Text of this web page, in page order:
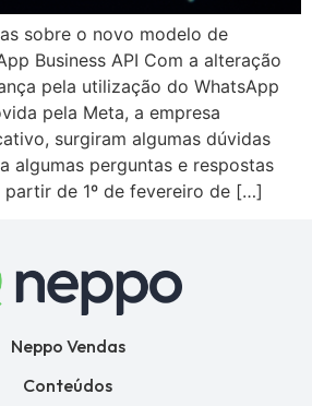
sobre o novo modelo de
Business API Com a alteração
pela utilização do WhatsApp
pela Meta, a empresa
surgiram algumas dúvidas
algumas perguntas e respostas
partir de 1º de fevereiro de […]
Neppo Vendas
Conteúdos